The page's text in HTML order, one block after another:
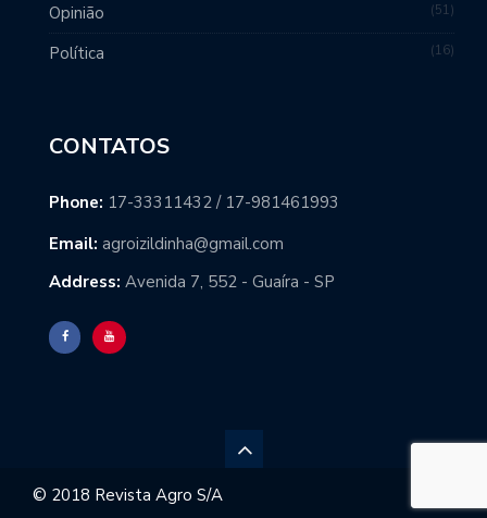
Opinião 51
Política 16
CONTATOS
Phone: 17-33311432 / 17-981461993
Email: agroizildinha@gmail.com
Address: Avenida 7, 552 - Guaíra - SP
© 2018 Revista Agro S/A